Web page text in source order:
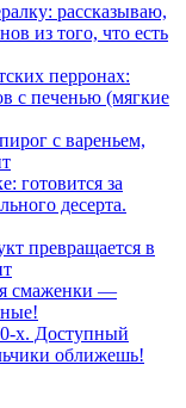
рассказываю,
из того, что есть
перронах:
с печенью (мягкие
с вареньем,
готовится за
десерта.
превращается в
смаженки —
х. Доступный
оближешь!